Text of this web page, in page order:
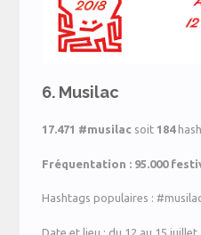
6. Musilac
17.471 #musilac soit 184
Fréquentation : 95.000
Hashtags populaires :
Date et lieu : du 12 au 15